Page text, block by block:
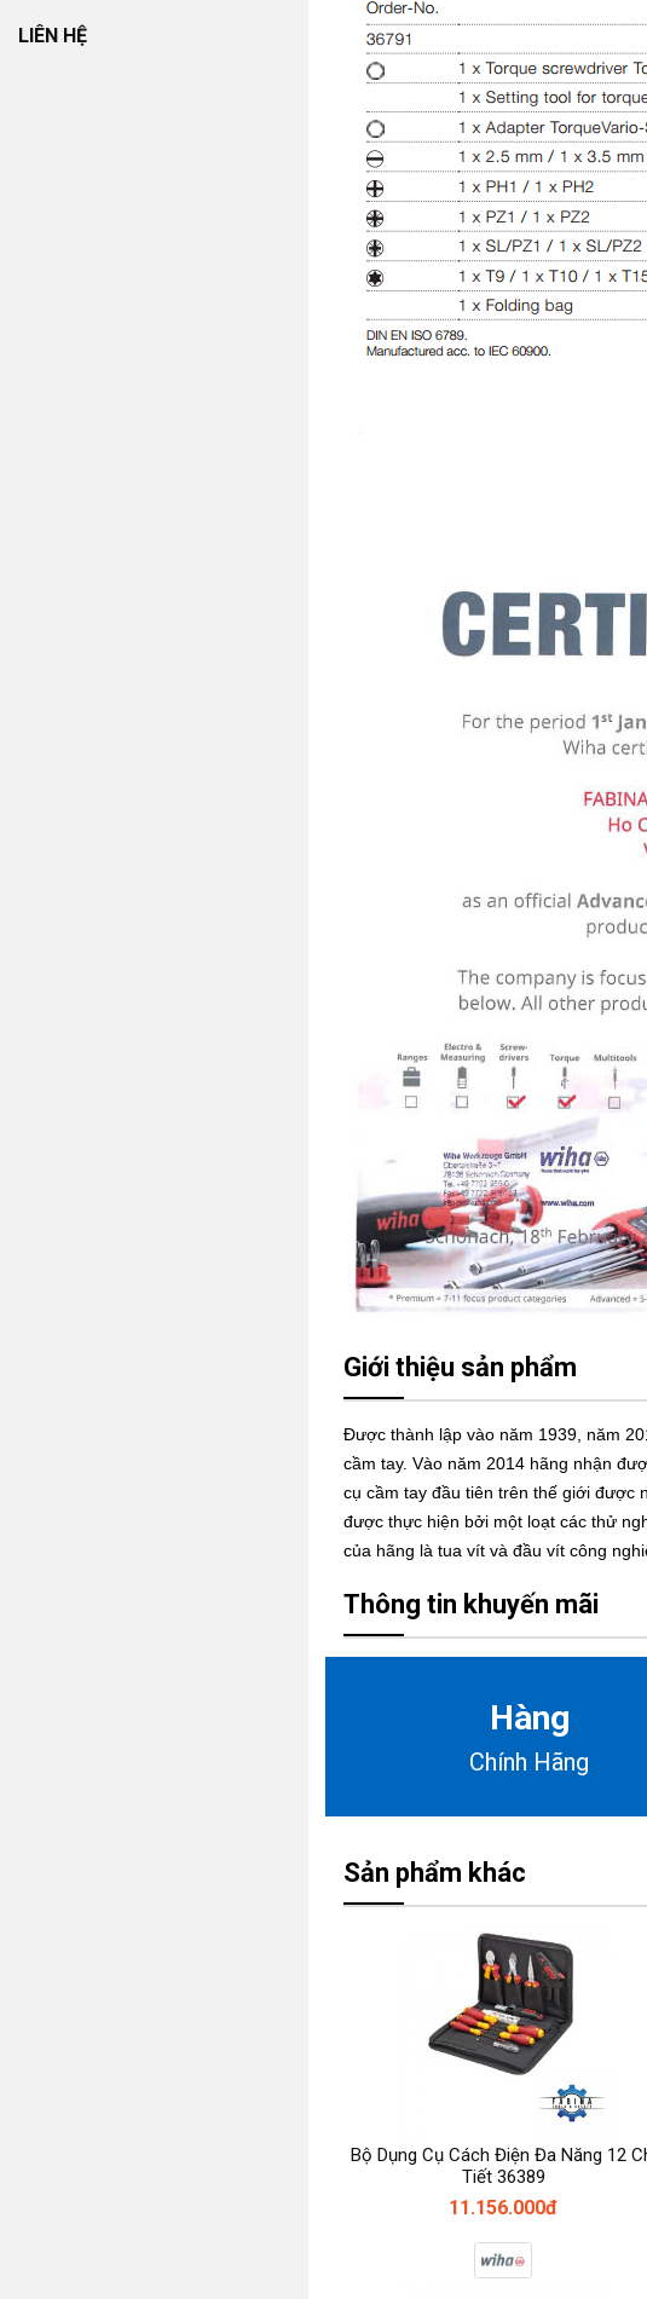
LIÊN HỆ
Giới thiệu sản phẩm
Được thành lập vào năm 1939, năm
cầm tay. Vào năm 2014 hãng nhận
cụ cầm tay đầu tiên trên thế giới được
được thực hiện bởi một loạt các thử
của hãng là tua vít và đầu vít công
Thông tin khuyến mãi
Hàng
Chính Hãng
Sản phẩm khác
Bộ Dụng Cụ Cách Điện Đa Năng 12
Tiết 36389
11.156.000đ